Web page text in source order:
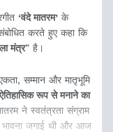
‘वंदे मातरम’ के
करते हुए कहा कि
मंत्र” है।
सम्मान और मातृभूमि
ऐतिहासिक रूप से मनाने का
ने स्वतंत्रता संग्राम
भावना जगाई थी और आज